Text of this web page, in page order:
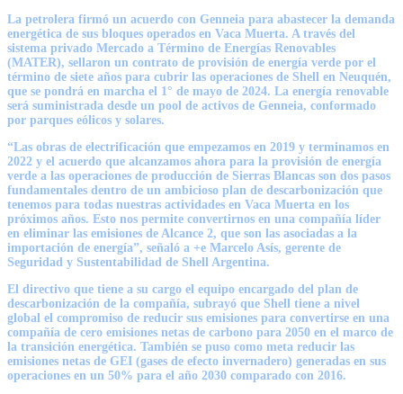
La petrolera firmó un acuerdo con Genneia para abastecer la demanda
energética de sus bloques operados en Vaca Muerta. A través del
sistema privado Mercado a Término de Energías Renovables
(MATER), sellaron un contrato de provisión de energía verde por el
término de siete años para cubrir las operaciones de Shell en Neuquén,
que se pondrá en marcha el 1° de mayo de 2024. La energía renovable
será suministrada desde un pool de activos de Genneia, conformado
por parques eólicos y solares.
“Las obras de electrificación que empezamos en 2019 y terminamos en
2022 y el acuerdo que alcanzamos ahora para la provisión de energía
verde a las operaciones de producción de Sierras Blancas son dos pasos
fundamentales dentro de un ambicioso plan de descarbonización que
tenemos para todas nuestras actividades en Vaca Muerta en los
próximos años. Esto nos permite convertirnos en una compañía líder
en eliminar las emisiones de Alcance 2, que son las asociadas a la
importación de energía”, señaló a +e Marcelo Asís, gerente de
Seguridad y Sustentabilidad de Shell Argentina.
El directivo que tiene a su cargo el equipo encargado del plan de
descarbonización de la compañía, subrayó que Shell tiene a nivel
global el compromiso de reducir sus emisiones para convertirse en una
compañía de cero emisiones netas de carbono para 2050 en el marco de
la transición energética. También se puso como meta reducir las
emisiones netas de GEI (gases de efecto invernadero) generadas en sus
operaciones en un 50% para el año 2030 comparado con 2016.